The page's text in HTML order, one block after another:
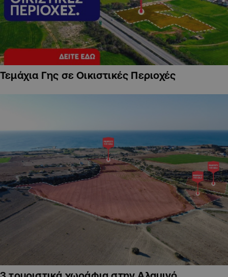
Τεμάχια Γης σε Οικιστικές Περιοχές